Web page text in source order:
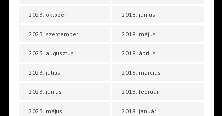
2023. október
2023. szeptember
2023. augusztus
2023. július
2023. június
2023. május
2018. június
2018. május
2018. április
2018. március
2018. február
2018. január